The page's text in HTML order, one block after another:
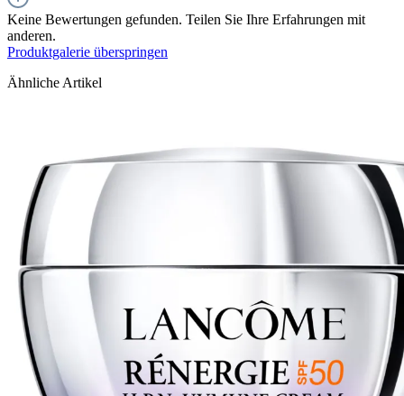
Keine Bewertungen gefunden. Teilen Sie Ihre Erfahrungen mit
anderen.
Produktgalerie überspringen
Ähnliche Artikel